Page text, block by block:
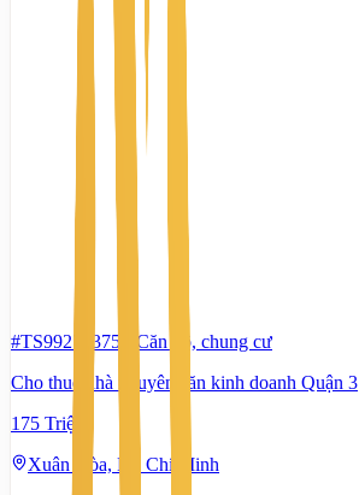
#TS99278375
Căn hộ, chung cư
Cho thuê nhà nguyên căn kinh doanh Quận 3
175 Triệu
Xuân Hòa, Hồ Chí Minh